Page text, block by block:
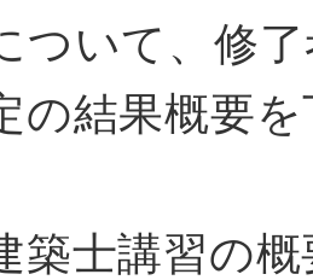
ついて、修
の結果概要
築士講習の